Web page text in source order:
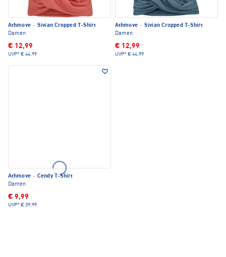
Athmove · Sivian Cropped T-Shirt
Damen
€ 12,99
UVP* € 44,99
Athmove · Sivian Cropped T-Shirt
Damen
€ 12,99
UVP* € 44,99
Athmove · Cendy T-Shirt
Damen
€ 9,99
UVP* € 39,99